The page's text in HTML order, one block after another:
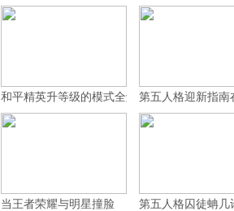
和平精英升等级的模式全解析第五人格迎新指南
当王者荣耀与明星撞脸 第五人格囚徒蚺几